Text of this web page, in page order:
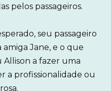
pelos passageiros.
seu passageiro
amiga Jane, e o que
a fazer uma
a profissionalidade ou